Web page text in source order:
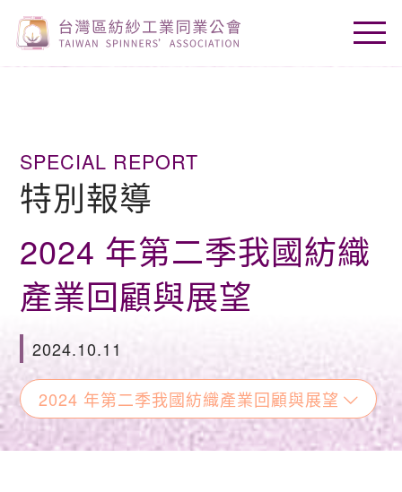
SPECIAL REPORT
特別報導
2024 年第二季我國紡織
產業回顧與展望
2024.10.11
2024 年第二季我國紡織產業回顧與展望